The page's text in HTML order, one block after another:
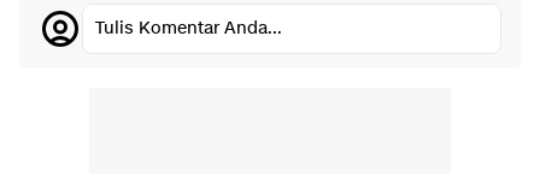
Tulis Komentar Anda...